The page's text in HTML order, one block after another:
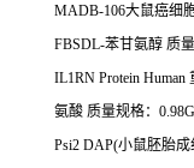
MADB-106大鼠癌细
FBSDL-苯甘氨醇 质
IL1RN Protein Human
氨酸 质量规格：
Psi2 DAP(小鼠胚胎成